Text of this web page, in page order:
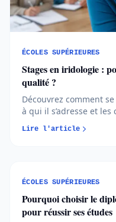
ÉCOLES SUPÉRIEURES
Stages en iridologie :
qualité ?
Découvrez comment
à qui il s’adresse et
une formation de
Lire l'article
ÉCOLES SUPÉRIEURES
Pourquoi choisir le
pour réussir ses études